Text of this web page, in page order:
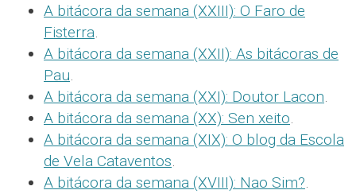
A bitácora da semana (XXIII): O Faro de
Fisterra.
A bitácora da semana (XXII): As bitácoras de
Pau.
A bitácora da semana (XXI): Doutor Lacon.
A bitácora da semana (XX): Sen xeito.
A bitácora da semana (XIX): O blog da Escola
de Vela Cataventos.
A bitácora da semana (XVIII): Nao Sim?.